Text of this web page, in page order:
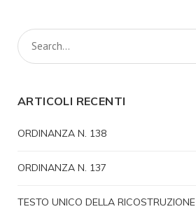
ARTICOLI RECENTI
ORDINANZA N. 138
ORDINANZA N. 137
TESTO UNICO DELLA RICOSTRUZIONE